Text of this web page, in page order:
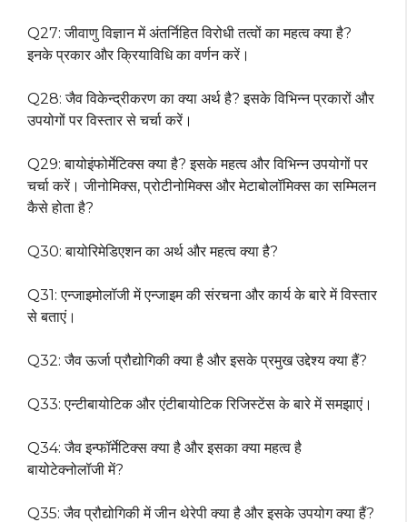
Q27: जीवाणु विज्ञान में अंतर्निहित विरोधी तत्वों का महत्व क्या है?
इनके प्रकार और क्रियाविधि का वर्णन करें।
Q28: जैव विकेन्द्रीकरण का क्या अर्थ है? इसके विभिन्न प्रकारों और
उपयोगों पर विस्तार से चर्चा करें।
Q29: बायोइंफोर्मेटिक्स क्या है? इसके महत्व और विभिन्न उपयोगों पर
चर्चा करें। जीनोमिक्स, प्रोटीनोमिक्स और मेटाबोलॉमिक्स का सम्मिलन
कैसे होता है?
Q30: बायोरिमेडिएशन का अर्थ और महत्व क्या है?
Q31: एन्जाइमोलॉजी में एन्जाइम की संरचना और कार्य के बारे में विस्तार
से बताएं।
Q32: जैव ऊर्जा प्रौद्योगिकी क्या है और इसके प्रमुख उद्देश्य क्या हैं?
Q33: एन्टीबायोटिक और एंटीबायोटिक रिजिस्टेंस के बारे में समझाएं।
Q34: जैव इन्फॉर्मेटिक्स क्या है और इसका क्या महत्व है
बायोटेक्नोलॉजी में?
Q35: जैव प्रौद्योगिकी में जीन थेरेपी क्या है और इसके उपयोग क्या हैं?